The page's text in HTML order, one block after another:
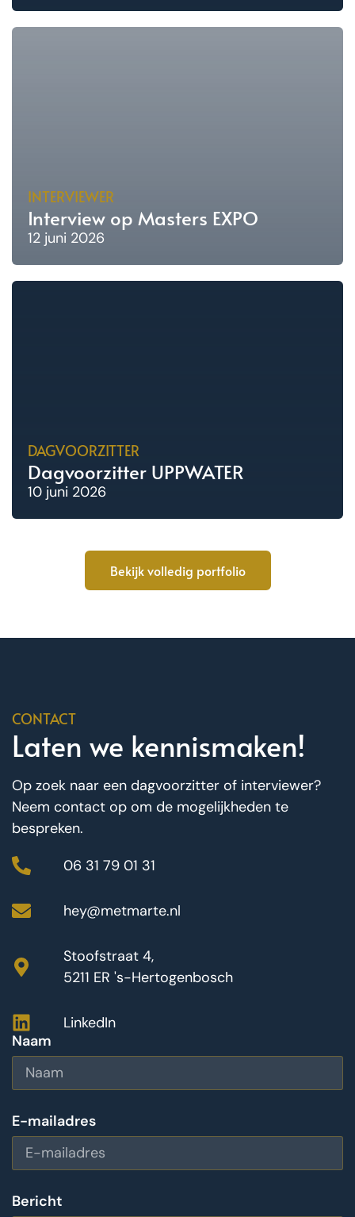
INTERVIEWER
Interview op Masters EXPO
12 juni 2026
DAGVOORZITTER
Dagvoorzitter UPPWATER
10 juni 2026
Bekijk volledig portfolio
CONTACT
Laten we kennismaken!
Op zoek naar een dagvoorzitter of interviewer?
Neem contact op om de mogelijkheden te
bespreken.
06 31 79 01 31
hey@metmarte.nl
Stoofstraat 4,
5211 ER 's-Hertogenbosch
LinkedIn
Naam
E-mailadres
Bericht